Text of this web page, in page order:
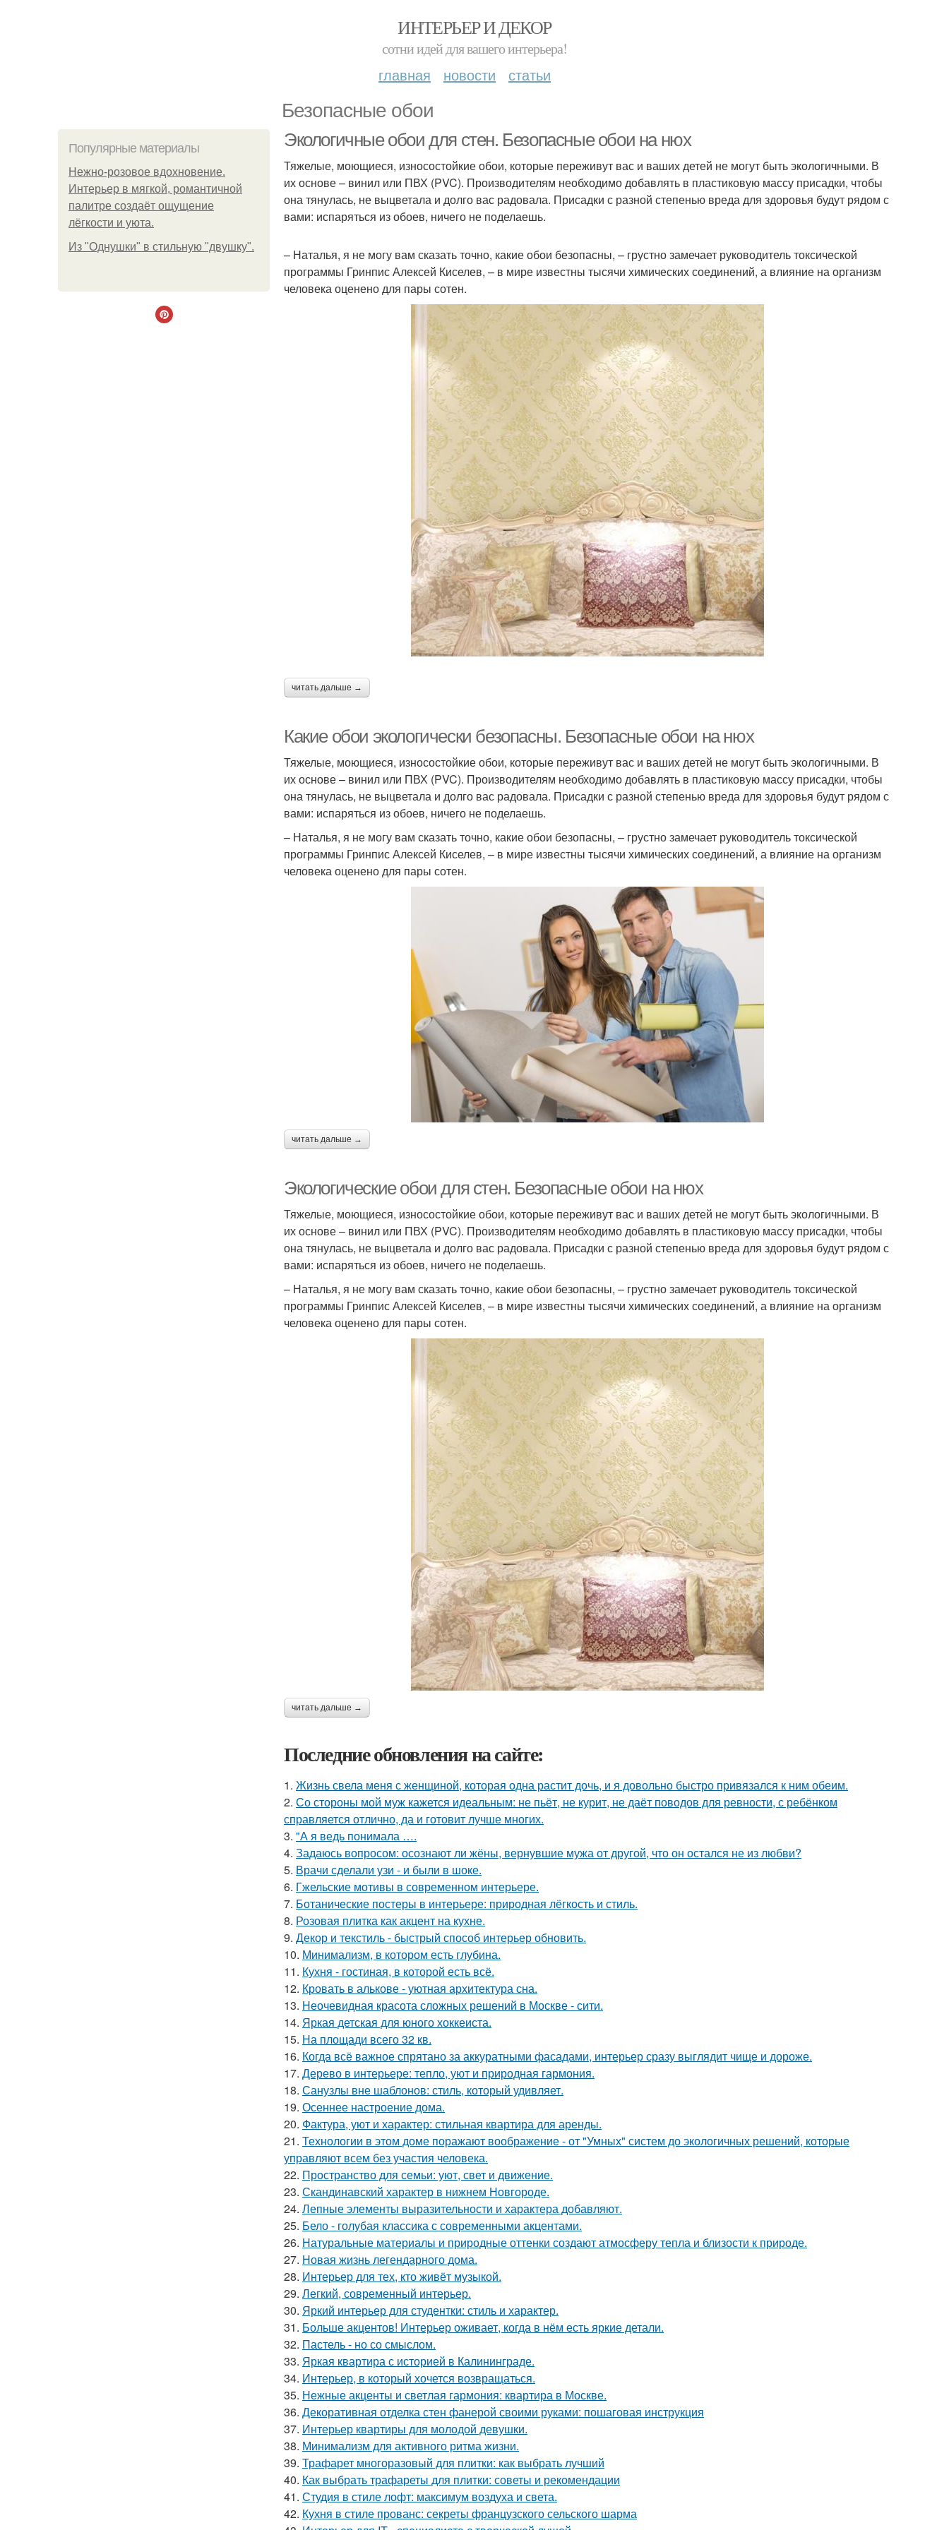
ИНТЕРЬЕР И ДЕКОР
сотни идей для вашего интерьера!
главная новости статьи
Безопасные обои
Популярные материалы
Нежно-розовое вдохновение.
Интерьер в мягкой, романтичной
палитре создаёт ощущение
лёгкости и уюта.
Из "Однушки" в стильную "двушку".
Экологичные обои для стен. Безопасные обои на нюх
Тяжелые, моющиеся, износостойкие обои, которые переживут вас и ваших детей не могут быть экологичными. В
их основе – винил или ПВХ (PVC). Производителям необходимо добавлять в пластиковую массу присадки, чтобы
она тянулась, не выцветала и долго вас радовала. Присадки с разной степенью вреда для здоровья будут рядом с
вами: испаряться из обоев, ничего не поделаешь.
– Наталья, я не могу вам сказать точно, какие обои безопасны, – грустно замечает руководитель токсической
программы Гринпис Алексей Киселев, – в мире известны тысячи химических соединений, а влияние на организм
человека оценено для пары сотен.
читать дальше →
Какие обои экологически безопасны. Безопасные обои на нюх
Тяжелые, моющиеся, износостойкие обои, которые переживут вас и ваших детей не могут быть экологичными. В
их основе – винил или ПВХ (PVC). Производителям необходимо добавлять в пластиковую массу присадки, чтобы
она тянулась, не выцветала и долго вас радовала. Присадки с разной степенью вреда для здоровья будут рядом с
вами: испаряться из обоев, ничего не поделаешь.
– Наталья, я не могу вам сказать точно, какие обои безопасны, – грустно замечает руководитель токсической
программы Гринпис Алексей Киселев, – в мире известны тысячи химических соединений, а влияние на организм
человека оценено для пары сотен.
читать дальше →
Экологические обои для стен. Безопасные обои на нюх
Тяжелые, моющиеся, износостойкие обои, которые переживут вас и ваших детей не могут быть экологичными. В
их основе – винил или ПВХ (PVC). Производителям необходимо добавлять в пластиковую массу присадки, чтобы
она тянулась, не выцветала и долго вас радовала. Присадки с разной степенью вреда для здоровья будут рядом с
вами: испаряться из обоев, ничего не поделаешь.
– Наталья, я не могу вам сказать точно, какие обои безопасны, – грустно замечает руководитель токсической
программы Гринпис Алексей Киселев, – в мире известны тысячи химических соединений, а влияние на организм
человека оценено для пары сотен.
читать дальше →
Последние обновления на сайте:
1. Жизнь свела меня с женщиной, которая одна растит дочь, и я довольно быстро привязался к ним обеим.
2. Со стороны мой муж кажется идеальным: не пьёт, не курит, не даёт поводов для ревности, с ребёнком
справляется отлично, да и готовит лучше многих.
3. "А я ведь понимала ….
4. Задаюсь вопросом: осознают ли жёны, вернувшие мужа от другой, что он остался не из любви?
5. Врачи сделали узи - и были в шоке.
6. Гжельские мотивы в современном интерьере.
7. Ботанические постеры в интерьере: природная лёгкость и стиль.
8. Розовая плитка как акцент на кухне.
9. Декор и текстиль - быстрый способ интерьер обновить.
10. Минимализм, в котором есть глубина.
11. Кухня - гостиная, в которой есть всё.
12. Кровать в алькове - уютная архитектура сна.
13. Неочевидная красота сложных решений в Москве - сити.
14. Яркая детская для юного хоккеиста.
15. На площади всего 32 кв.
16. Когда всё важное спрятано за аккуратными фасадами, интерьер сразу выглядит чище и дороже.
17. Дерево в интерьере: тепло, уют и природная гармония.
18. Санузлы вне шаблонов: стиль, который удивляет.
19. Осеннее настроение дома.
20. Фактура, уют и характер: стильная квартира для аренды.
21. Технологии в этом доме поражают воображение - от "Умных" систем до экологичных решений, которые
управляют всем без участия человека.
22. Пространство для семьи: уют, свет и движение.
23. Скандинавский характер в нижнем Новгороде.
24. Лепные элементы выразительности и характера добавляют.
25. Бело - голубая классика с современными акцентами.
26. Натуральные материалы и природные оттенки создают атмосферу тепла и близости к природе.
27. Новая жизнь легендарного дома.
28. Интерьер для тех, кто живёт музыкой.
29. Легкий, современный интерьер.
30. Яркий интерьер для студентки: стиль и характер.
31. Больше акцентов! Интерьер оживает, когда в нём есть яркие детали.
32. Пастель - но со смыслом.
33. Яркая квартира с историей в Калининграде.
34. Интерьер, в который хочется возвращаться.
35. Нежные акценты и светлая гармония: квартира в Москве.
36. Декоративная отделка стен фанерой своими руками: пошаговая инструкция
37. Интерьер квартиры для молодой девушки.
38. Минимализм для активного ритма жизни.
39. Трафарет многоразовый для плитки: как выбрать лучший
40. Как выбрать трафареты для плитки: советы и рекомендации
41. Студия в стиле лофт: максимум воздуха и света.
42. Кухня в стиле прованс: секреты французского сельского шарма